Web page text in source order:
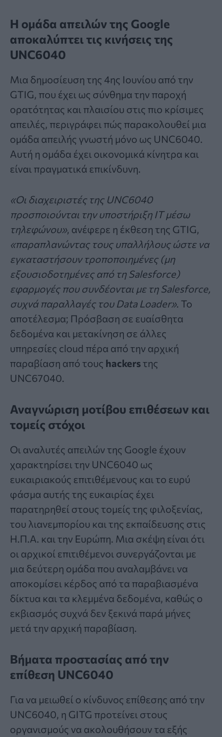
Η ομάδα απειλών της Google
αποκαλύπτει τις κινήσεις της
UNC6040
Μια δημοσίευση της 4ης Ιουνίου από την
GTIG, που έχει ως σύνθημα την παροχή
ορατότητας και πλαισίου στις πιο κρίσιμες
απειλές, περιγράφει πώς παρακολουθεί μια
ομάδα απειλής γνωστή μόνο ως UNC6040.
Αυτή η ομάδα έχει οικονομικά κίνητρα και
είναι πραγματικά επικίνδυνη.
«Οι διαχειριστές της UNC6040
προσποιούνται την υποστήριξη IT μέσω
τηλεφώνου», ανέφερε η έκθεση της GTIG,
«παραπλανώντας τους υπαλλήλους ώστε να
εγκαταστήσουν τροποποιημένες (μη
εξουσιοδοτημένες από τη Salesforce)
εφαρμογές που συνδέονται με τη Salesforce,
συχνά παραλλαγές του Data Loader». Το
αποτέλεσμα; Πρόσβαση σε ευαίσθητα
δεδομένα και μετακίνηση σε άλλες
υπηρεσίες cloud πέρα από την αρχική
παραβίαση από τους hackersτης
UNC67040.
Αναγνώριση μοτίβου επιθέσεων και
τομείς στόχοι
Οι αναλυτές απειλών της Google έχουν
χαρακτηρίσει την UNC6040 ως
ευκαιριακούς επιτιθέμενους και το ευρύ
φάσμα αυτής της ευκαιρίας έχει
παρατηρηθεί στους τομείς της φιλοξενίας,
του λιανεμπορίου και της εκπαίδευσης στις
Η.Π.Α. και την Ευρώπη. Μια σκέψη είναι ότι
οι αρχικοί επιτιθέμενοι συνεργάζονται με
μια δεύτερη ομάδα που αναλαμβάνει να
αποκομίσει κέρδος από τα παραβιασμένα
δίκτυα και τα κλεμμένα δεδομένα, καθώς ο
εκβιασμός συχνά δεν ξεκινά παρά μήνες
μετά την αρχική παραβίαση.
Βήματα προστασίας από την
επίθεση UNC6040
Για να μειωθεί ο κίνδυνος επίθεσης από την
UNC6040, η GITG προτείνει στους
οργανισμούς να ακολουθήσουν τα εξής